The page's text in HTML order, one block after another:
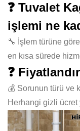
❓ Tuvalet
işlemi ne
🔧 İşlem türüne
en kısa sürede
❓
💰 Sorunun türü ve
Herhangi gizli ücret